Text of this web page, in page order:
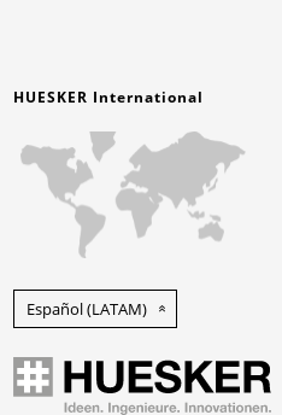
HUESKER International
Español (LATAM)